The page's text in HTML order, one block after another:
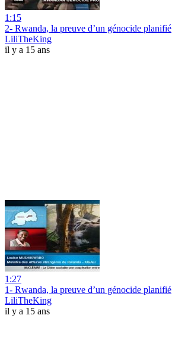
1:15
2- Rwanda, la preuve d’un génocide planifié
LiliTheKing
il y a 15 ans
1:27
1- Rwanda, la preuve d’un génocide planifié
LiliTheKing
il y a 15 ans